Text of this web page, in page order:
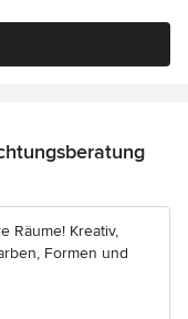
Sternen
Räume! Kreativ,
Formen und